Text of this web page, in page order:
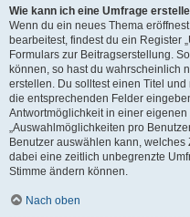
Wie kann ich eine Umfrage
Wenn du ein neues Thema
bearbeitest, findest du ein Register
Formulars zur Beitragserstellung.
können, so hast du wahrscheinlich
erstellen. Du solltest einen Titel
die entsprechenden Felder
Antwortmöglichkeit in einer
„Auswahlmöglichkeiten pro
Benutzer auswählen kann,
dabei eine zeitlich unbegrenzte
Stimme ändern können.
Nach oben